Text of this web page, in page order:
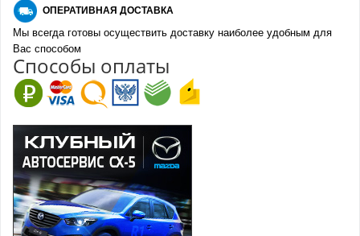
ОПЕРАТИВНАЯ ДОСТАВКА
Мы всегда готовы осуществить доставку наиболее удобным для
Вас способом
Способы оплаты